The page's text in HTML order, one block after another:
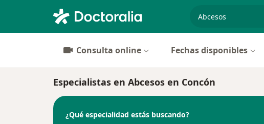
especialidad,
Consulta online Fechas disponibles
Especialistas en Abcesos en Concón
¿Qué especialidad estás buscando?